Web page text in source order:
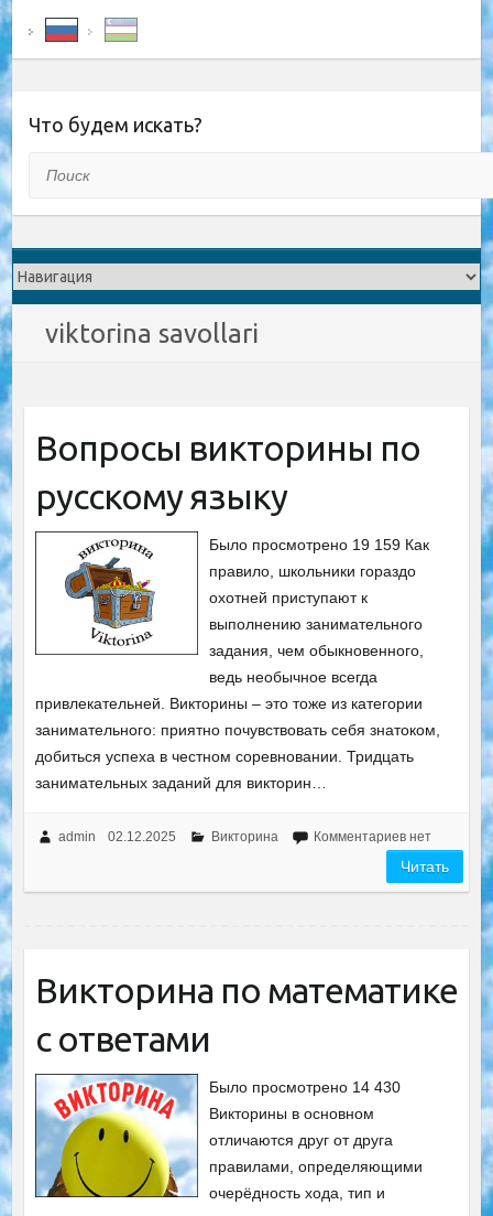
Что будем искать?
viktorina savollari
Вопросы викторины по
русскому языку
Было просмотрено 19 159 Как
правило, школьники гораздо
охотней приступают к
выполнению занимательного
задания, чем обыкновенного,
ведь необычное всегда
привлекательней. Викторины – это тоже из категории
занимательного: приятно почувствовать себя знатоком,
добиться успеха в честном соревновании. Тридцать
занимательных заданий для викторин…
admin 02.12.2025 Викторина Комментариев нет
Читать
Викторина по математике
с ответами
Было просмотрено 14 430
Викторины в основном
отличаются друг от друга
правилами, определяющими
очерёдность хода, тип и